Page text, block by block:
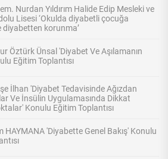
Nurdan Yıldırım Halide Edip Mesleki ve
Lisesi ‘Okulda diyabetli çocuğa
diyabetten korunma’
Öztürk Ünsal 'Diyabet Ve Aşılamanın
Eğitim Toplantısı
İlhan 'Diyabet Tedavisinde Ağızdan
Ve İnsülin Uygulamasında Dikkat
Konulu Eğitim Toplantısı
HAYMANA 'Diyabette Genel Bakış' Konulu